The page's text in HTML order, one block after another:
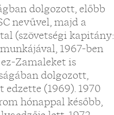
dolgozott, előbb
nevűvel, majd a
(szövetségi kapitány:
1967-ben
Zamaleket is
dolgozott,
(1969). 1970
hónappal később,